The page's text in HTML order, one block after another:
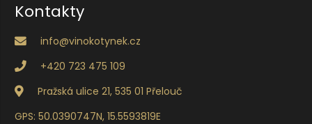
Kontakty
info@vinokotynek.cz
+420 723 475 109
Pražská ulice 21, 535 01 Přelouč
GPS: 50.0390747N, 15.5593819E